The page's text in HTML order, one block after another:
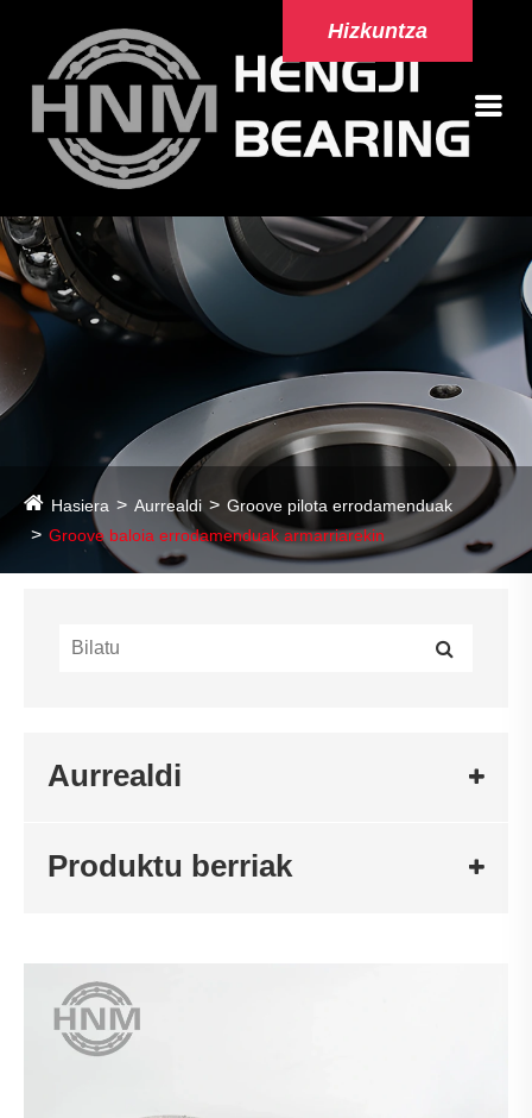
Hizkuntza
Hasiera Aurrealdi
Groove pilota errodamenduak
Groove baloia errodamenduak armarriarekin
Aurrealdi
Produktu berriak